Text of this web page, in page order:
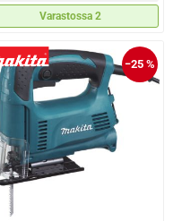
Varastossa 2
−25 %